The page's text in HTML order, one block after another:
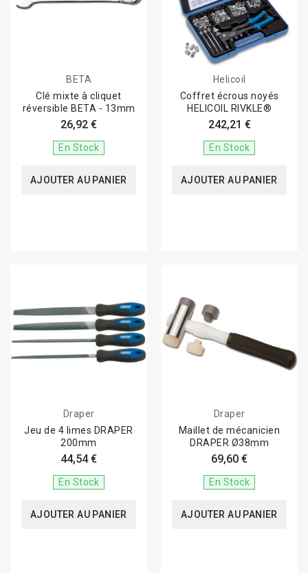
BETA
Clé mixte à cliquet
réversible BETA - 13mm
26,92 €
En Stock
AJOUTER AU PANIER
Helicoil
Coffret écrous noyés
HELICOIL RIVKLE®
242,21 €
En Stock
AJOUTER AU PANIER
Draper
Jeu de 4 limes DRAPER
200mm
44,54 €
En Stock
AJOUTER AU PANIER
Draper
Maillet de mécanicien
DRAPER Ø38mm
69,60 €
En Stock
AJOUTER AU PANIER